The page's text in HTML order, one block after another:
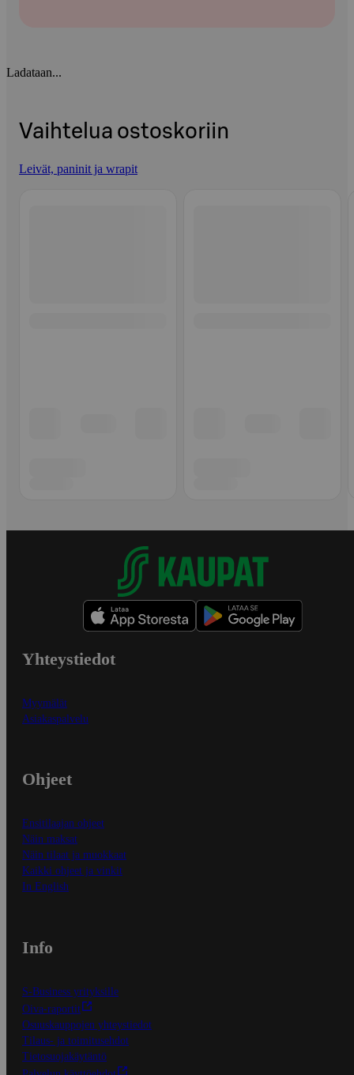
Ladataan...
Vaihtelua ostoskoriin
Leivät, paninit ja wrapit
Yhteystiedot
Myymälät
Asiakaspalvelu
Ohjeet
Ensitilaajan ohjeet
Näin maksat
Näin tilaat ja muokkaat
Kaikki ohjeet ja vinkit
In English
Info
S-Business yrityksille
Oiva-raportit
Osuuskauppojen yhteystiedot
Tilaus- ja toimitusehdot
Tietosuojakäytäntö